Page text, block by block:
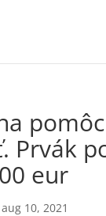
Prvák
eur
aug 10, 2021